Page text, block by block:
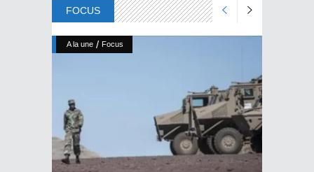
FOCUS
A la une / Focus